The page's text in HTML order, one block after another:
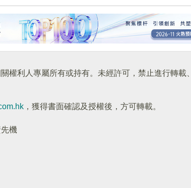
權利人專屬所有或持有。未經許可，禁止進行轉載、
，獲得書面確認及授權後，方可轉載。
機